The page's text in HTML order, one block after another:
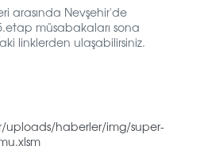
arasında Nevşehir'de
müsabakaları sona
linklerden ulaşabilirsiniz.
uploads/haberler/img/super-